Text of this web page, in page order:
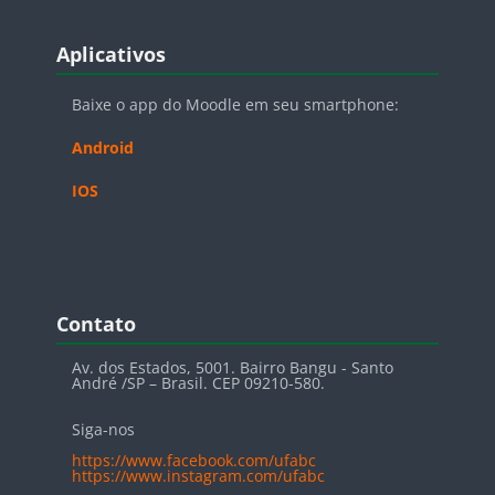
Blocos
Aplicativos
Baixe o app do Moodle em seu smartphone:
Android
IOS
Blocos
Contato
Av. dos Estados, 5001. Bairro Bangu - Santo
André /SP – Brasil. CEP 09210-580.
Siga-nos
https://www.facebook.com/ufabc
https://www.instagram.com/ufabc